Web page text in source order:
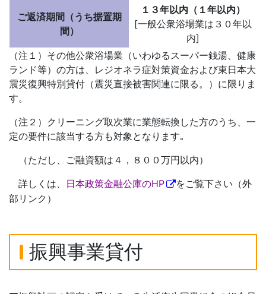
ご返済期間（うち据置期
間）
１３年以内（１年以内）
[一般公衆浴場業は３０年以
内]
（注１）その他公衆浴場業（いわゆるスーパー銭湯、健康
ランド等）の方は、レジオネラ症対策資金および東日本大
震災復興特別貸付（震災直接被害関連に限る。）に限りま
す。
（注２）クリーニング取次業に業態転換した方のうち、一
定の要件に該当する方も対象となります｡
（ただし、ご融資額は４，８００万円以内）
詳しくは、 日本政策金融公庫のHP
をご覧下さい（外
部リンク）
振興事業貸付